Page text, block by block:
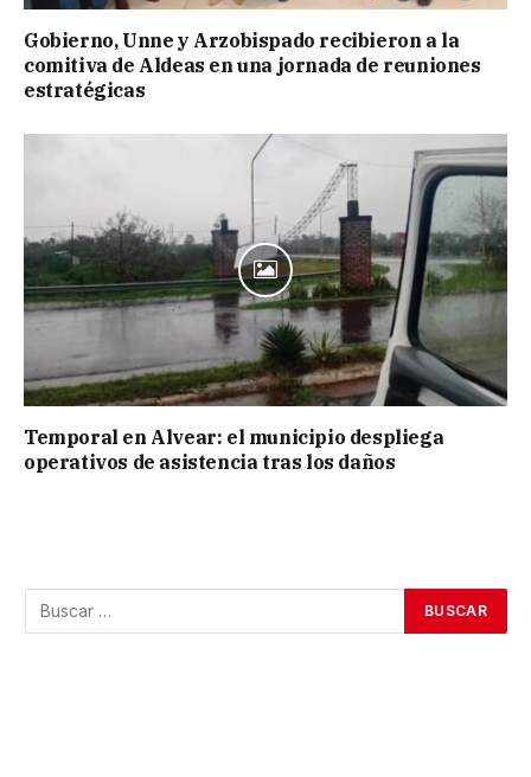
Gobierno, Unne y Arzobispado recibieron a la
comitiva de Aldeas en una jornada de reuniones
estratégicas
Temporal en Alvear: el municipio despliega
operativos de asistencia tras los daños